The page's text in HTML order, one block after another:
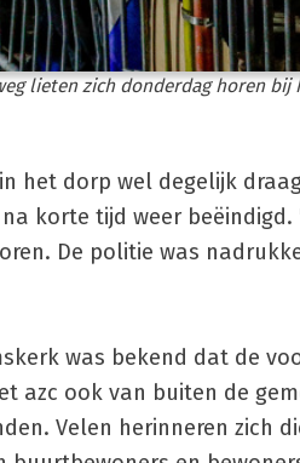
lieten zich donderdag horen bij
het dorp wel degelijk
korte tijd weer beëindigd.
De politie was
was bekend dat de
azc ook van buiten de
Velen herinneren zich